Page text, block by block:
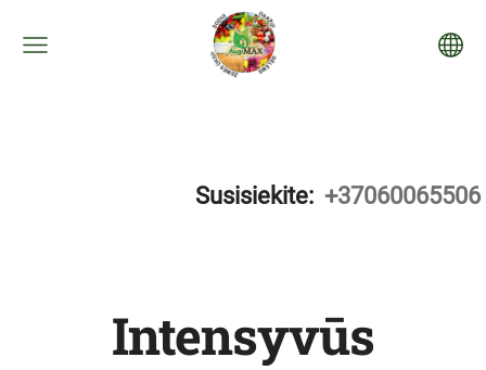
Susisiekite: +37060065506
Intensyvūs